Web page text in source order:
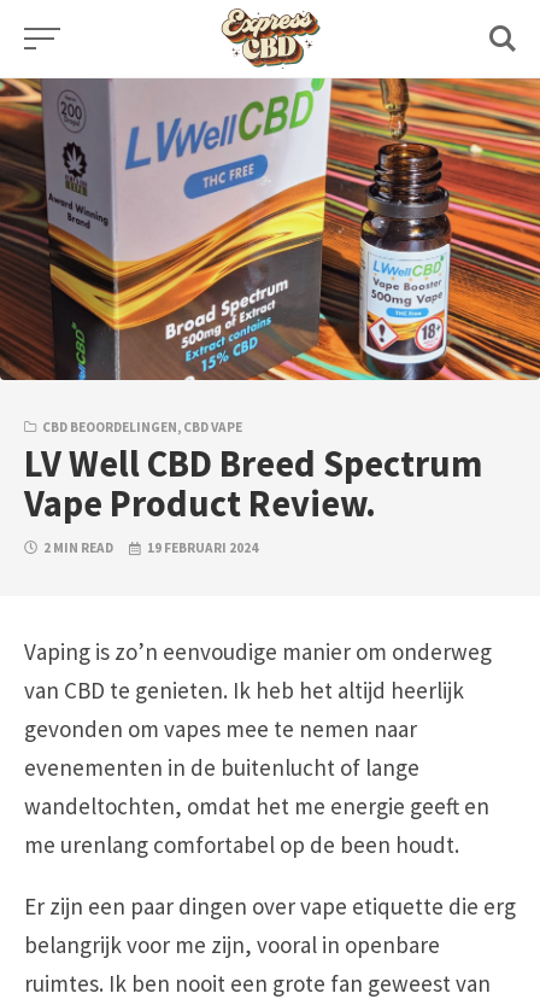
Skip
content
CBD BEOORDELINGEN, CBD VAPE
LV Well CBD Breed Spectrum
Vape Product Review.
2 MIN READ 19 FEBRUARI 2024
Vaping is zo’n eenvoudige manier om onderweg
van CBD te genieten. Ik heb het altijd heerlijk
gevonden om vapes mee te nemen naar
evenementen in de buitenlucht of lange
wandeltochten, omdat het me energie geeft en
me urenlang comfortabel op de been houdt.
Er zijn een paar dingen over vape etiquette die erg
belangrijk voor me zijn, vooral in openbare
ruimtes. Ik ben nooit een grote fan geweest van